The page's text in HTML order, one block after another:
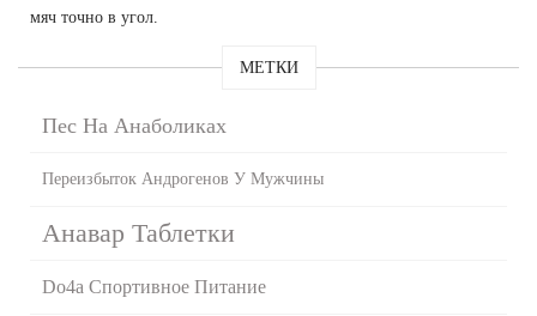
мяч точно в угол.
МЕТКИ
Пес На Анаболиках
Переизбыток Андрогенов У Мужчины
Анавар Таблетки
Do4a Спортивное Питание